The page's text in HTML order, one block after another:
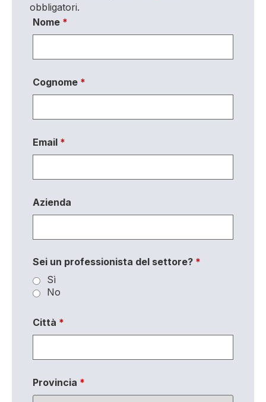
obbligatori.
Nome *
Cognome *
Email *
Azienda
Sei un professionista del settore? *
Sì
No
Città *
Provincia *